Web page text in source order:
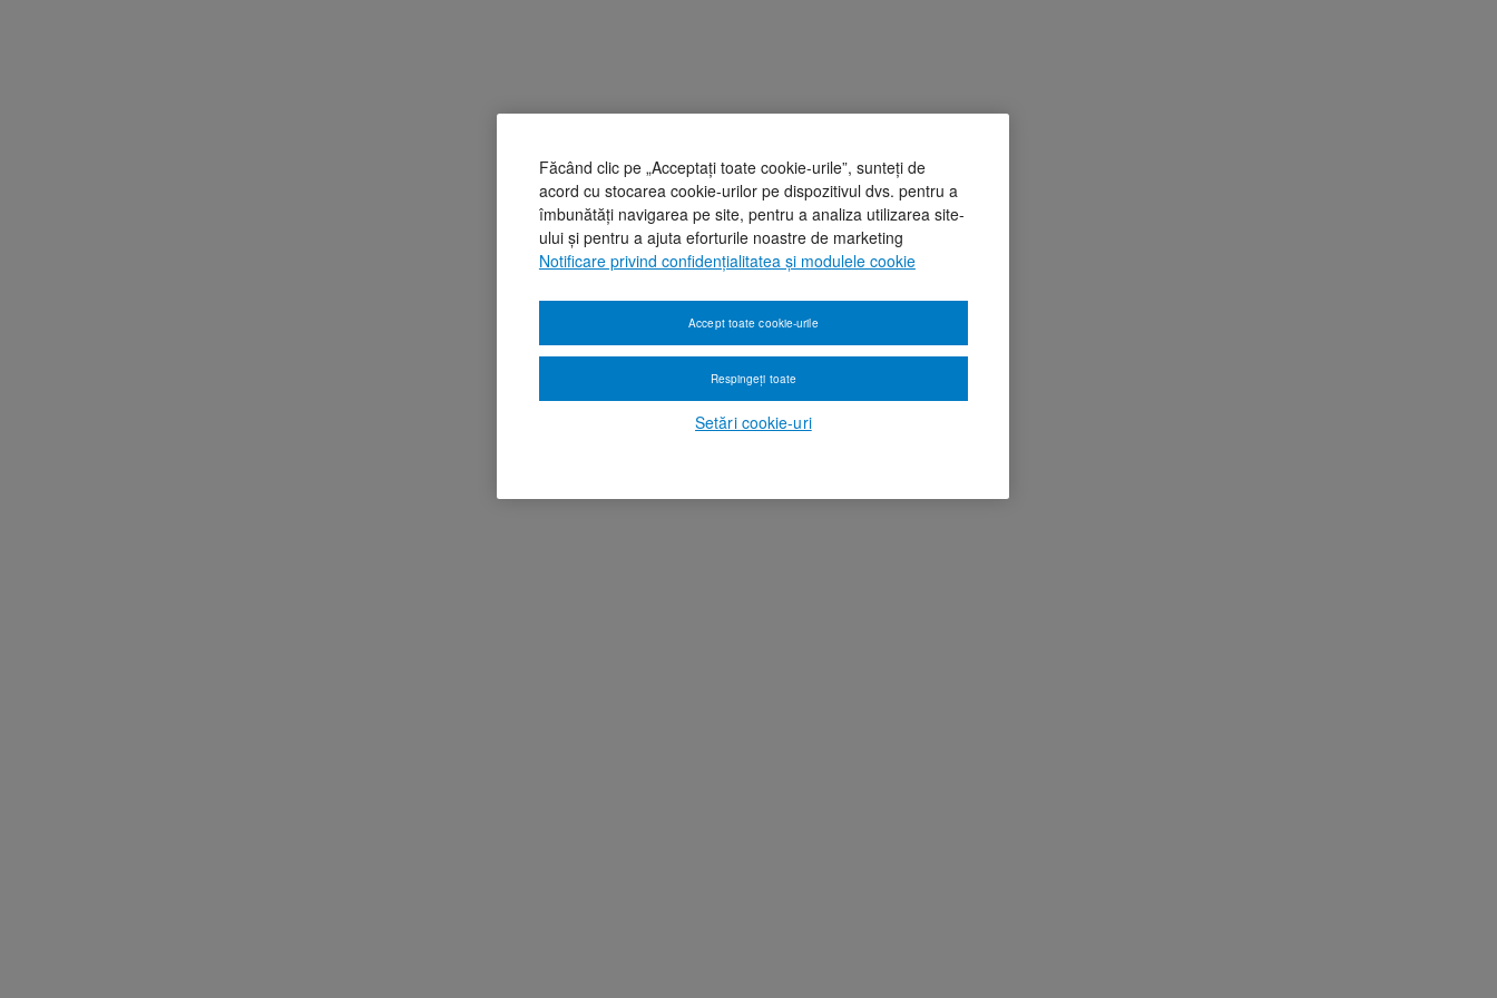
Făcând clic pe „Acceptați toate cookie-urile”, sunteți de
acord cu stocarea cookie-urilor pe dispozitivul dvs. pentru a
îmbunătăți navigarea pe site, pentru a analiza utilizarea site-
ului și pentru a ajuta eforturile noastre de marketing
Notificare privind confidențialitatea și modulele cookie
Setări cookie-uri
Respingeți toate
Accept toate cookie-urile